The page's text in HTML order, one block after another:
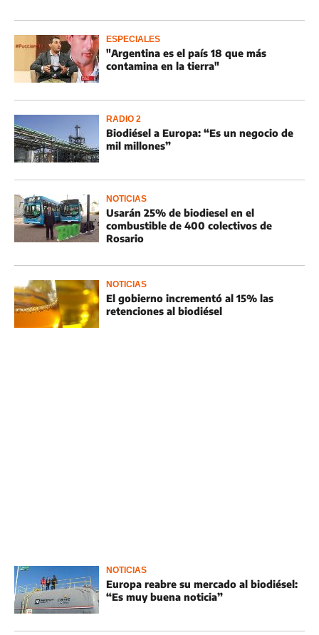
ESPECIALES
"Argentina es el país 18 que más
contamina en la tierra"
RADIO 2
Biodiésel a Europa: “Es un negocio de
mil millones”
NOTICIAS
Usarán 25% de biodiesel en el
combustible de 400 colectivos de
Rosario
NOTICIAS
El gobierno incrementó al 15% las
retenciones al biodiésel
NOTICIAS
Europa reabre su mercado al biodiésel:
“Es muy buena noticia”